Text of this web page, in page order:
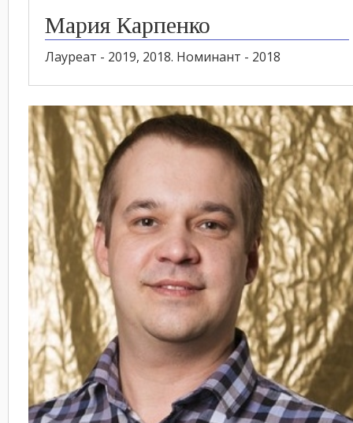
Мария Карпенко
Лауреат - 2019, 2018. Номинант - 2018